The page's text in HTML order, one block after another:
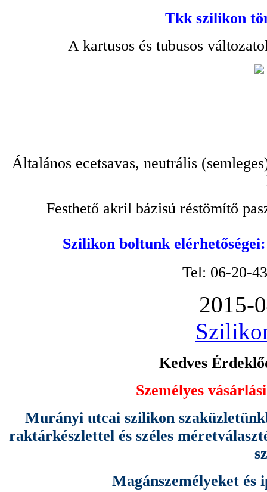
Tkk szilikon
A kartusos és tubusos
Általános ecetsavas, neutrális
Festhető akril bázisú réstömítő
Szilikon boltunk
Tel: 06-20-
2015-
Kedves
Személyes
Murányi utcai szilikon
raktárkészlettel és széles
Magánszemélyeket és